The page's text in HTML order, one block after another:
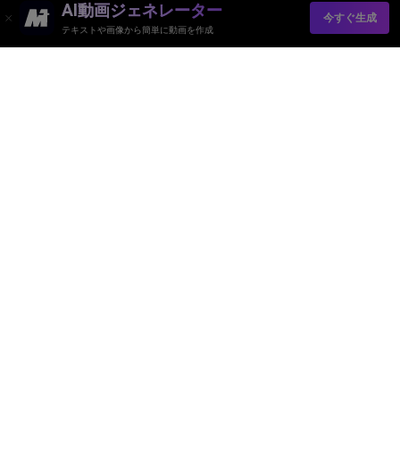
AI動画ジェネレーター
テキストや画像から簡単に動画を作成
今すぐ生成